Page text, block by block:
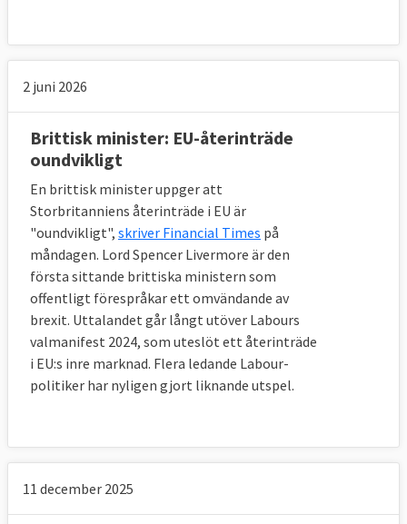
betala sin medlemsavgift fram till december
2020 i olika projekt som ibland sträcker sig
långt fram i tiden. Landet är även garant för
många EU-lån som i vissa fall löper ut om
30-40 år.
Förhandlarna har enats om att Storbritannien
ska uppfylla alla de åtaganden man gjort
som EU-medlem. Det innebär att britterna
ska betala in till bland annat EU-budgeten
fram till 2020, likaså till Europeiska
investeringsbanken och Europeiska
utvecklingsfonden. Britterna uppskattar att
beräknas Storbritanniens offentliga utgifter
2017 bli motsvarande 8 340 miljarder kronor.
Den totala brittiska EU-skulden uppgår med
andra ord till drygt fem procent av landets
2 juni 2026
Brittisk minister: EU-återinträde
oundvikligt
En brittisk minister uppger att
Storbritanniens återinträde i EU är
"oundvikligt", skriver Financial Times på
måndagen. Lord Spencer Livermore är den
första sittande brittiska ministern som
offentligt förespråkar ett omvändande av
brexit. Uttalandet går långt utöver Labours
valmanifest 2024, som uteslöt ett återinträde
i EU:s inre marknad. Flera ledande Labour-
politiker har nyligen gjort liknande utspel.
11 december 2025